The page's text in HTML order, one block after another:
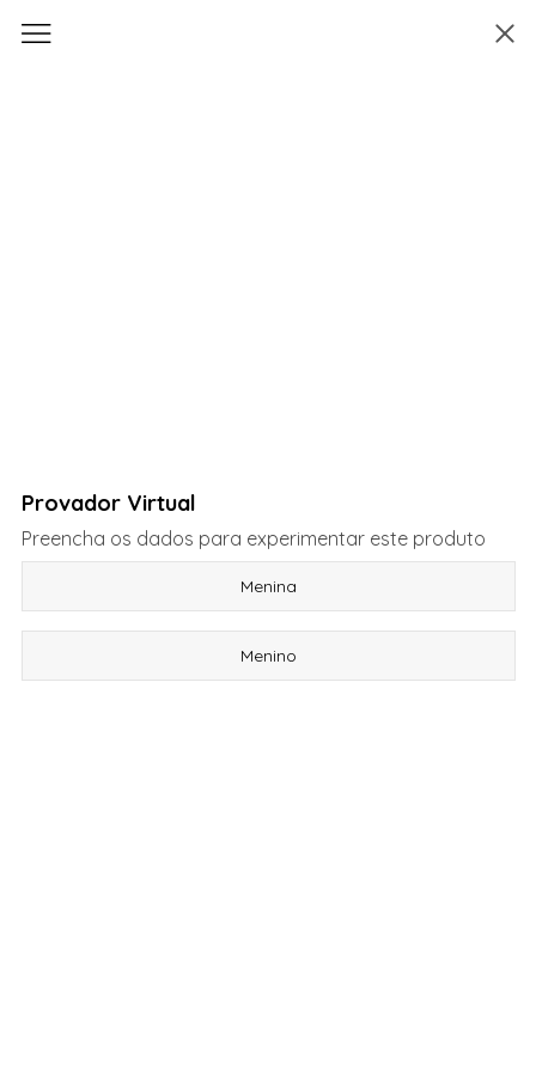
Provador Virtual
Preencha os dados para experimentar este produto
Menina
Menino